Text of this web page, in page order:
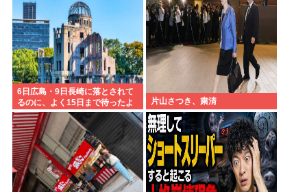
6日広島・9日長崎に落とされて
るのに、よく15日まで待ったよ
な
片山さつき、粛清